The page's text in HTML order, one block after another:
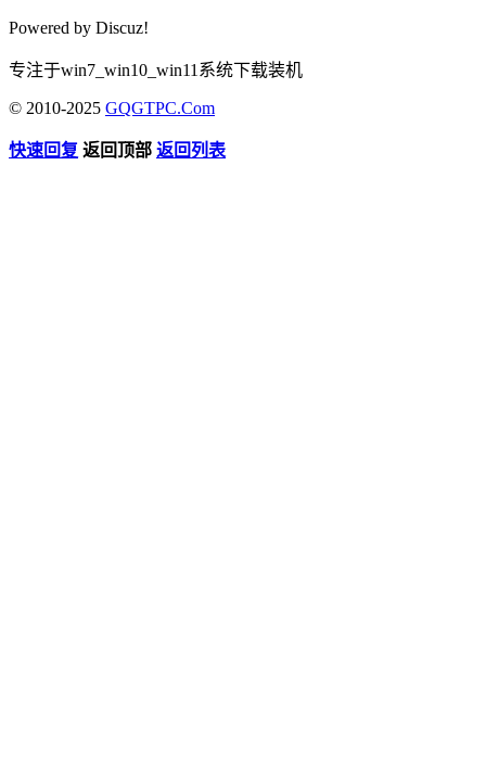
Powered by Discuz!
专注于win7_win10_win11系统下载装机
© 2010-2025 GQGTPC.Com
快速回复 返回顶部 返回列表